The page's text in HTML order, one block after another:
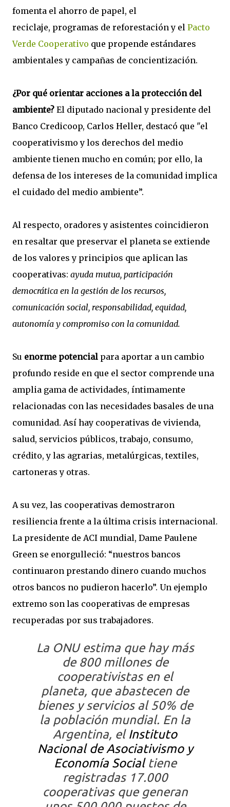
fomenta el ahorro de papel, el
reciclaje, programas de reforestación y el Pacto
Verde Cooperativo que propende estándares
ambientales y campañas de concientización.
¿Por qué orientar acciones a la protección del
ambiente? El diputado nacional y presidente del
Banco Credicoop, Carlos Heller, destacó que "el
cooperativismo y los derechos del medio
ambiente tienen mucho en común; por ello, la
defensa de los intereses de la comunidad implica
el cuidado del medio ambiente”.
Al respecto, oradores y asistentes coincidieron
en resaltar que preservar el planeta se extiende
de los valores y principios que aplican las
cooperativas: ayuda mutua, participación
democrática en la gestión de los recursos,
comunicación social, responsabilidad, equidad,
autonomía y compromiso con la comunidad.
Su enorme potencial para aportar a un cambio
profundo reside en que el sector comprende una
amplia gama de actividades, íntimamente
relacionadas con las necesidades basales de una
comunidad. Así hay cooperativas de vivienda,
salud, servicios públicos, trabajo, consumo,
crédito, y las agrarias, metalúrgicas, textiles,
cartoneras y otras.
A su vez, las cooperativas demostraron
resiliencia frente a la última crisis internacional.
La presidente de ACI mundial, Dame Paulene
Green se enorgulleció: “nuestros bancos
continuaron prestando dinero cuando muchos
otros bancos no pudieron hacerlo”. Un ejemplo
extremo son las cooperativas de empresas
recuperadas por sus trabajadores.
La ONU estima que hay más
de 800 millones de
cooperativistas en el
planeta, que abastecen de
bienes y servicios al 50% de
la población mundial. En la
Argentina, el Instituto
Nacional de Asociativismo y
Economía Socialtiene
registradas 17.000
cooperativas que generan